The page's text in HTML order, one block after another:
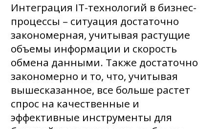
Интеграция IT-технологий в бизнес-
процессы – ситуация достаточно
закономерная, учитывая растущие
объемы информации и скорость
обмена данными. Также достаточно
закономерно и то, что, учитывая
вышесказанное, все больше растет
спрос на качественные и
эффективные инструменты для